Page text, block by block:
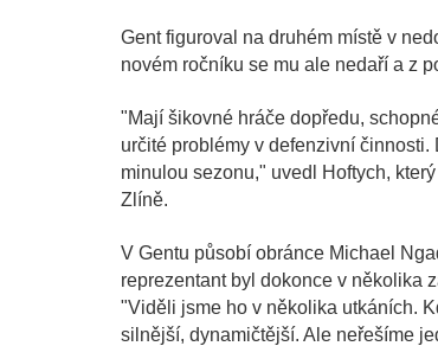
Gent figuroval na druhém místě v
novém ročníku se mu ale nedaří a z
"Mají šikovné hráče dopředu,
určité problémy v defenzivní
minulou sezonu," uvedl Hoftych,
Zlíně.
V Gentu působí obránce Michael
reprezentant byl dokonce v několika
"Viděli jsme ho v několika utkáních.
silnější, dynamičtější. Ale neřešíme